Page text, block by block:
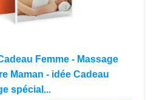
Femme - Massage
Maman - idée Cadeau
spécial...